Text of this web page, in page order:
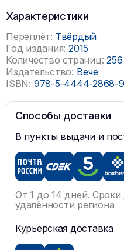
Характеристики
Переплёт: Твёрдый
Год издания: 2015
Количество страниц: 256
Издательство: Вече
ISBN: 978-5-4444-2868-9
Способы доставки
В пункты выдачи и
От 1 до 14 дней. Сроки
удалённости региона
Курьерская доставка